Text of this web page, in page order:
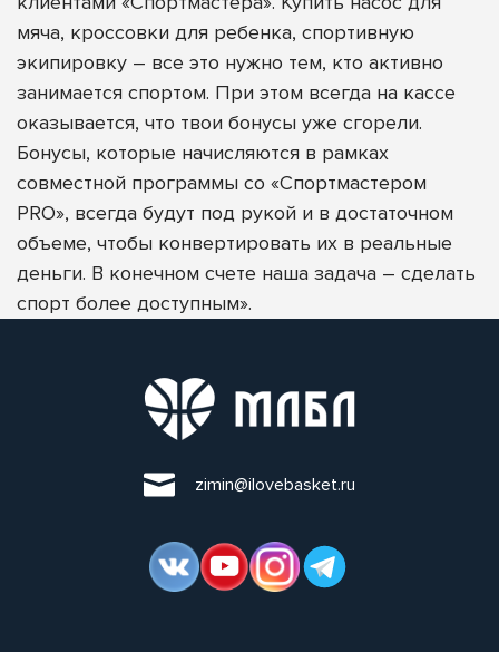
мяча, кроссовки для ребенка, спортивную
экипировку – все это нужно тем, кто активно
занимается спортом. При этом всегда на кассе
оказывается, что твои бонусы уже сгорели.
Бонусы, которые начисляются в рамках
совместной программы со «Спортмастером
PRO», всегда будут под рукой и в достаточном
объеме, чтобы конвертировать их в реальные
деньги. В конечном счете наша задача – сделать
спорт более доступным».
zimin@ilovebasket.ru